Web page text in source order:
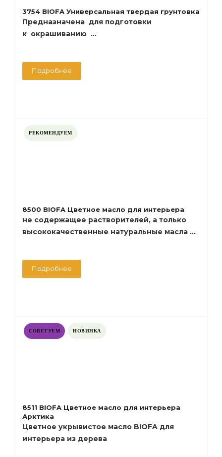
3754 BIOFA Универсальная твердая грунтовка
Предназначена для подготовки
к окрашиванию ...
Подробнее
РЕКОМЕНДУЕМ
8500 BIOFA Цветное масло для интерьера
не содержащее растворителей, а только
высококачественные натуральные масла ...
Подробнее
СОВЕТУЕМ НОВИНКА
8511 BIOFA Цветное масло для интерьера
Арктика
Цветное укрывистое масло BIOFA для
интерьера из дерева